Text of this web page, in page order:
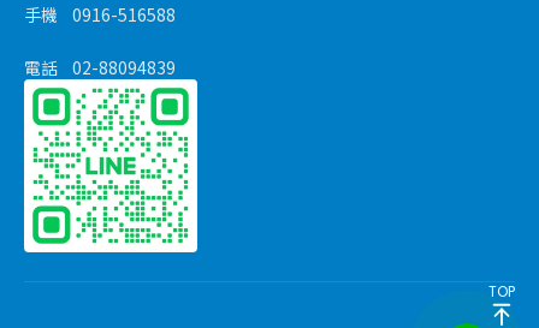
手機 0916-516588
電話 02-88094839
TOP